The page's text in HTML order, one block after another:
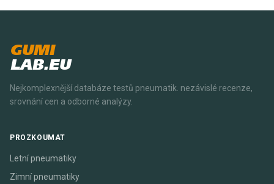
GUMI
LAB.EU
Nejkomplexnější databáze testů pneumatik. nezávislé recenze,
srovnání cen a odborné analýzy.
PROZKOUMAT
Letní pneumatiky
Zimní pneumatiky